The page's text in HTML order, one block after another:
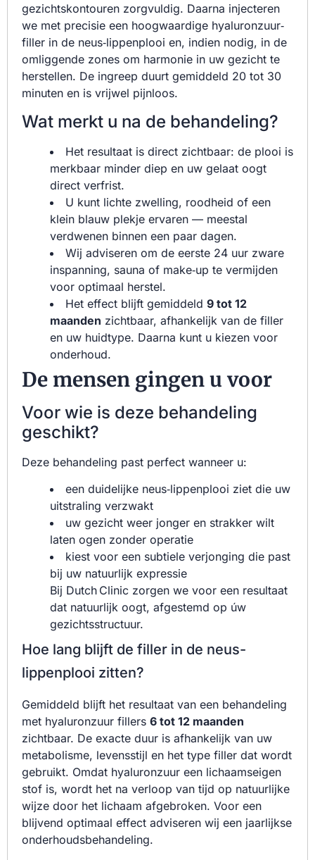
gezichtskontouren zorgvuldig. Daarna injecteren
we met precisie een hoogwaardige hyaluronzuur‐
filler in de neus‑lippenplooi en, indien nodig, in de
omliggende zones om harmonie in uw gezicht te
herstellen. De ingreep duurt gemiddeld 20 tot 30
minuten en is vrijwel pijnloos.
Wat merkt u na de behandeling?
Het resultaat is direct zichtbaar: de plooi is
merkbaar minder diep en uw gelaat oogt
direct verfrist.
U kunt lichte zwelling, roodheid of een
klein blauw plekje ervaren — meestal
verdwenen binnen een paar dagen.
Wij adviseren om de eerste 24 uur zware
inspanning, sauna of make‑up te vermijden
voor optimaal herstel.
Het effect blijft gemiddeld 9 tot 12
maanden zichtbaar, afhankelijk van de filler
en uw huidtype. Daarna kunt u kiezen voor
onderhoud.
De mensen gingen u voor
Voor wie is deze behandeling
geschikt?
Deze behandeling past perfect wanneer u:
een duidelijke neus‑lippenplooi ziet die uw
uitstraling verzwakt
uw gezicht weer jonger en strakker wilt
laten ogen zonder operatie
kiest voor een subtiele verjonging die past
bij uw natuurlijk expressie
Bij Dutch Clinic zorgen we voor een resultaat
dat natuurlijk oogt, afgestemd op úw
gezichts­structuur.
Hoe lang blijft de filler in de neus-
lippenplooi zitten?
Gemiddeld blijft het resultaat van een behandeling
met hyaluronzuur fillers 6 tot 12 maanden
zichtbaar. De exacte duur is afhankelijk van uw
metabolisme, levensstijl en het type filler dat wordt
gebruikt. Omdat hyaluronzuur een lichaamseigen
stof is, wordt het na verloop van tijd op natuurlijke
wijze door het lichaam afgebroken. Voor een
blijvend optimaal effect adviseren wij een jaarlijkse
onderhoudsbehandeling.